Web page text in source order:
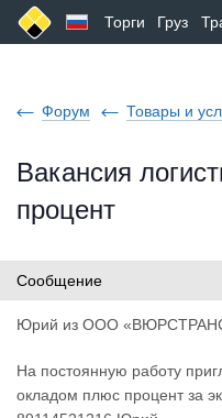
Торги Груз
Форум Товары и
Вакансия
процент
Сообщение
Юрий из ООО
На постоянную работу
окладом плюс процент за